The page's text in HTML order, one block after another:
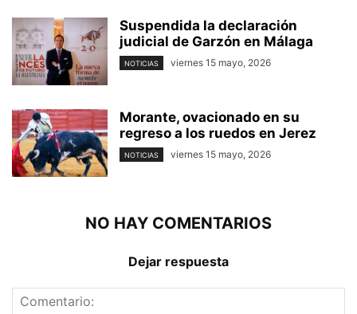
Suspendida la declaración
judicial de Garzón en Málaga
NOTICIAS viernes 15 mayo, 2026
Morante, ovacionado en su
regreso a los ruedos en Jerez
NOTICIAS viernes 15 mayo, 2026
NO HAY COMENTARIOS
Dejar respuesta